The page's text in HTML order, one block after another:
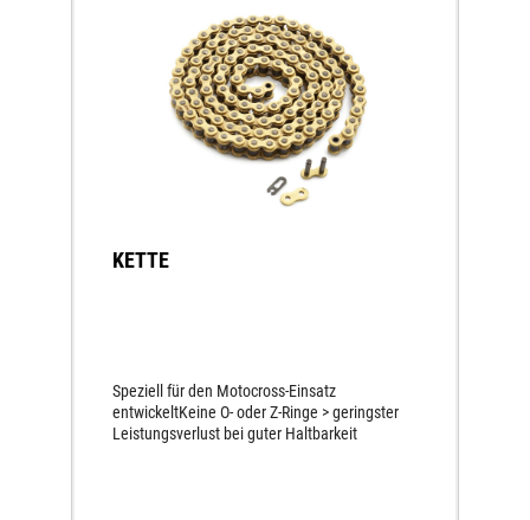
KETTE
Speziell für den Motocross-Einsatz
entwickeltKeine O- oder Z-Ringe > geringster
Leistungsverlust bei guter Haltbarkeit